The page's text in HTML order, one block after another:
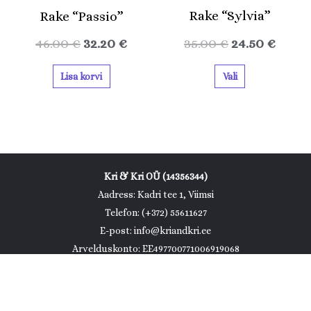
Rake “Passio”
46.00€ 32.20 €
Lisa korvi
Rake “Sylvia”
35.00€24.50 €
Vali
Kri & Kri OÜ (14356344)
Aadress: Kadri tee 1, Viimsi
Telefon: (+372) 55611627
E-post: info@kriandkri.ee
Arvelduskonto: EE497700771006919068